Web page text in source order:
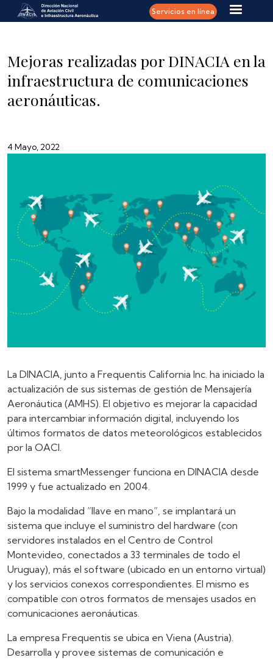
Pasar al contenido principal Servicios en línea
Mejoras realizadas por DINACIA en la
infraestructura de comunicaciones
aeronáuticas.
4 Mayo, 2022
La DINACIA, junto a Frequentis California Inc. ha iniciado la
actualización de sus sistemas de gestión de Mensajería
Aeronáutica (AMHS). El objetivo es mejorar la capacidad
para intercambiar información digital, incluyendo los
últimos formatos de datos meteorológicos establecidos
por la OACI.
El sistema smartMessenger funciona en DINACIA desde
1999 y fue actualizado en 2004.
Bajo la modalidad “llave en mano”, se implantará un
sistema que incluye el suministro del hardware (con
servidores instalados en el Centro de Control
Montevideo, conectados a 33 terminales de todo el
Uruguay), más el software (ubicado en un entorno virtual)
y los servicios conexos correspondientes. El mismo es
compatible con otros formatos de mensajes usados en
comunicaciones aeronáuticas.
La empresa Frequentis se ubica en Viena (Austria).
Desarrolla y provee sistemas de comunicación e